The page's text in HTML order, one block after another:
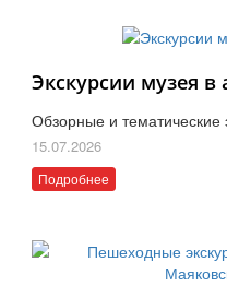
Экскурсии музея в
Обзорные и
15.07.2026
Подробнее